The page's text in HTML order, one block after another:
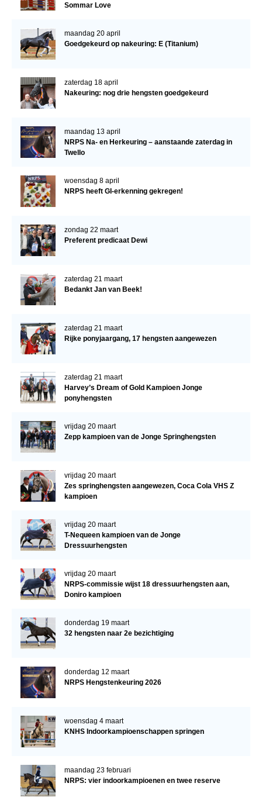
Sommar Love
maandag 20 april
Goedgekeurd op nakeuring: E (Titanium)
zaterdag 18 april
Nakeuring: nog drie hengsten goedgekeurd
maandag 13 april
NRPS Na- en Herkeuring – aanstaande zaterdag in
Twello
woensdag 8 april
NRPS heeft GI-erkenning gekregen!
zondag 22 maart
Preferent predicaat Dewi
zaterdag 21 maart
Bedankt Jan van Beek!
zaterdag 21 maart
Rijke ponyjaargang, 17 hengsten aangewezen
zaterdag 21 maart
Harvey’s Dream of Gold Kampioen Jonge
ponyhengsten
vrijdag 20 maart
Zepp kampioen van de Jonge Springhengsten
vrijdag 20 maart
Zes springhengsten aangewezen, Coca Cola VHS Z
kampioen
vrijdag 20 maart
T-Nequeen kampioen van de Jonge
Dressuurhengsten
vrijdag 20 maart
NRPS-commissie wijst 18 dressuurhengsten aan,
Doniro kampioen
donderdag 19 maart
32 hengsten naar 2e bezichtiging
donderdag 12 maart
NRPS Hengstenkeuring 2026
woensdag 4 maart
KNHS Indoorkampioenschappen springen
maandag 23 februari
NRPS: vier indoorkampioenen en twee reserve